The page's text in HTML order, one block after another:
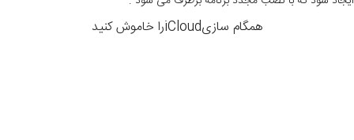
همگام سازیiCloudرا خاموش کنید